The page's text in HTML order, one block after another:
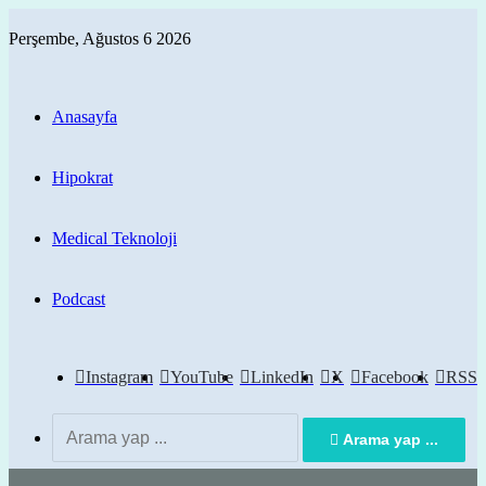
Perşembe, Ağustos 6 2026
Anasayfa
Hipokrat
Medical Teknoloji
Podcast
RSS
Facebook
X
LinkedIn
YouTube
Instagram
Arama yap ...